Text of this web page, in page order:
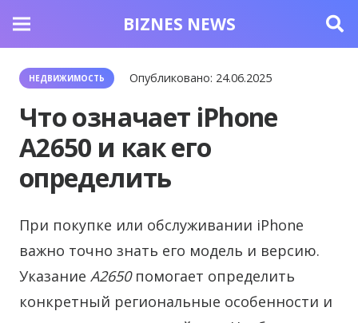
BIZNES NEWS
НЕДВИЖИМОСТЬ Опубликовано: 24.06.2025
Что означает iPhone
A2650 и как его
определить
При покупке или обслуживании iPhone
важно точно знать его модель и версию.
Указание A2650помогает определить
конкретный региональные особенности и